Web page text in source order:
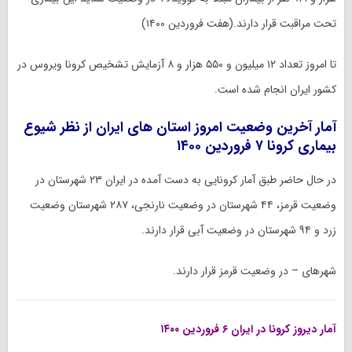
تحت مراقبت قرار دارند.(هفت فروردین ۱۴۰۰)
تا امروز تعداد ۱۲ میلیون و ۵۵۰ هزار و ۸ آزمایش تشخیص کرونا ویروس در
کشور ایران انجام شده است.
آمار آخرین وضعیت امروز استان های ایران از نظر شیوع
بیماری کرونا ۷ فروردین ۱۴۰۰
در حال حاضر طبق آمار کرونایی به دست آمده در ایران ۲۳ شهرستان در
وضعیت قرمز، ۴۴ شهرستان در وضعیت نارنجی، ۲۸۷ شهرستان وضعیت
زرد و ۹۴ شهرستان در وضعیت آبی قرار دارند.
شهر‌های – در وضعیت قرمز قرار دارند.
آمار دیروز کرونا در ایران ۶ فروردین ۱۴۰۰